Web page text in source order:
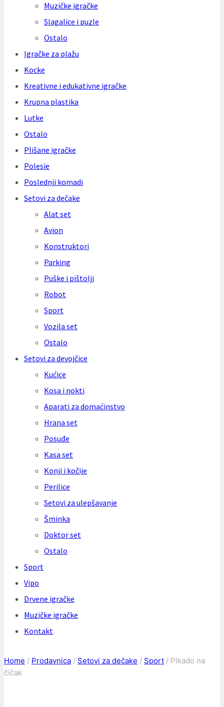
Muzičke igračke
Slagalice i puzle
Ostalo
Igračke za plažu
Kocke
Kreativne i edukativne igračke
Krupna plastika
Lutke
Ostalo
Plišane igračke
Polesie
Poslednji komadi
Setovi za dečake
Alat set
Avion
Konstruktori
Parking
Puške i pištolji
Robot
Sport
Vozila set
Ostalo
Setovi za devojčice
Kućice
Kosa i nokti
Aparati za domaćinstvo
Hrana set
Posuđe
Kasa set
Konji i kočije
Perilice
Setovi za ulepšavanje
Šminka
Doktor set
Ostalo
Sport
Vipo
Drvene igračke
Muzičke igračke
Kontakt
Home / Prodavnica / Setovi za dečake / Sport / Pikado na
čičak